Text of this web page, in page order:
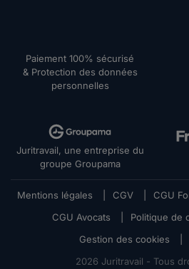
Paiement 100% sécurisé
& Protection des données
personnelles
Juritravail, une entreprise du
groupe Groupama
Mentions légales CGV CGU
CGU Avocats
Politique de
Gestion des cookies
2026 Juritravail - Tous